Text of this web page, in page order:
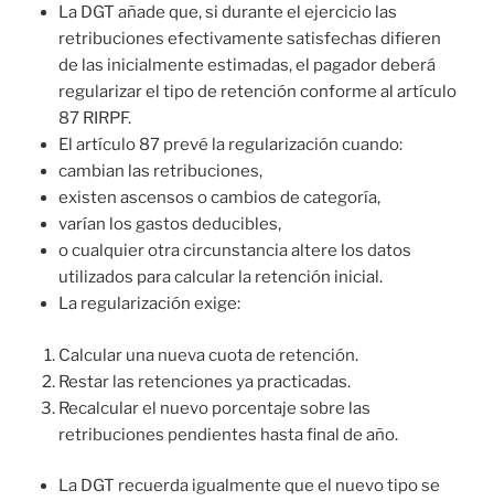
La DGT añade que, si durante el ejercicio las
retribuciones efectivamente satisfechas difieren
de las inicialmente estimadas, el pagador deberá
regularizar el tipo de retención conforme al artículo
87 RIRPF.
El artículo 87 prevé la regularización cuando:
cambian las retribuciones,
existen ascensos o cambios de categoría,
varían los gastos deducibles,
o cualquier otra circunstancia altere los datos
utilizados para calcular la retención inicial.
La regularización exige:
Calcular una nueva cuota de retención.
Restar las retenciones ya practicadas.
Recalcular el nuevo porcentaje sobre las
retribuciones pendientes hasta final de año.
La DGT recuerda igualmente que el nuevo tipo se